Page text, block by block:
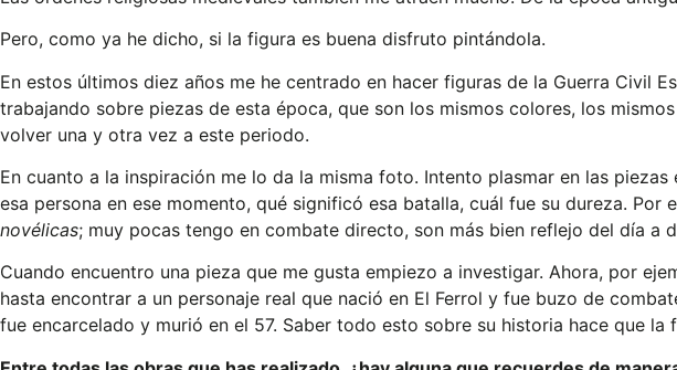
Pero, como ya he dicho, si la figura es buena disfruto pintándola.
En estos últimos diez años me he centrado en hacer figuras de la Guerra Civil
trabajando sobre piezas de esta época, que son los mismos colores, los
volver una y otra vez a este periodo.
En cuanto a la inspiración me lo da la misma foto. Intento plasmar en las
esa persona en ese momento, qué significó esa batalla, cuál fue su dureza.
novélicas; muy pocas tengo en combate directo, son más bien reflejo del día a
Cuando encuentro una pieza que me gusta empiezo a investigar. Ahora, por
hasta encontrar a un personaje real que nació en El Ferrol y fue buzo de
fue encarcelado y murió en el 57. Saber todo esto sobre su historia hace que la